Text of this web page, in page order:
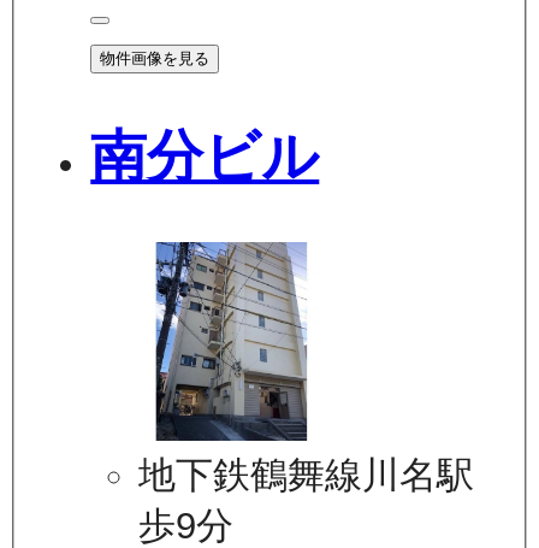
物件画像を見る
南分ビル
地下鉄鶴舞線川名駅
歩9分